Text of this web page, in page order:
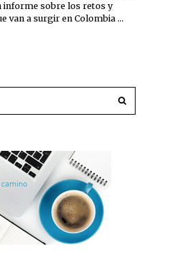
informe sobre los retos y
van a surgir en Colombia …